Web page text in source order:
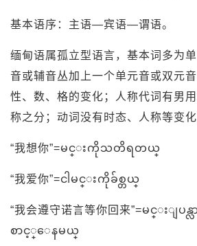
基本语序：主语—宾语—谓语。
缅甸语属孤立型语言，基本词多为
音或辅音丛加上一个单元音或双元
性、数、格的变化；人称代词有男
称之分；动词没有时态、人称等变化
“我想你”=မင္းကိုသတိရတယ္
“我爱你”=ငါမင္းကိုခ်စ္တယ္
“我会遵守诺言等你回来”=မင္းျ
စာင့္ေနမယ္